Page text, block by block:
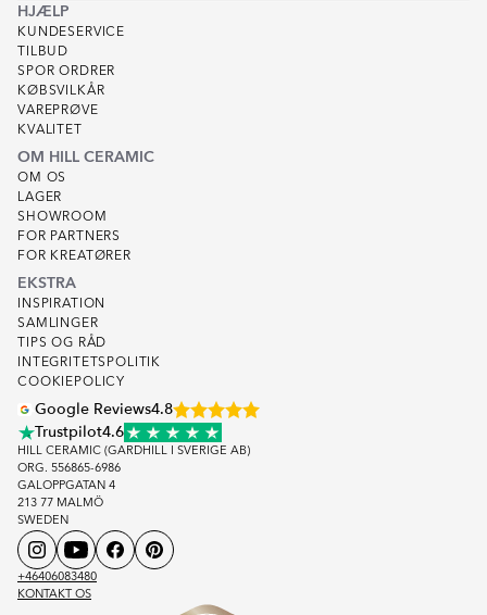
HJÆLP
KUNDESERVICE
TILBUD
SPOR ORDRER
KØBSVILKÅR
VAREPRØVE
KVALITET
OM HILL CERAMIC
OM OS
LAGER
SHOWROOM
FOR PARTNERS
FOR KREATØRER
EKSTRA
INSPIRATION
SAMLINGER
TIPS OG RÅD
INTEGRITETSPOLITIK
COOKIEPOLICY
Google Reviews4.8
Trustpilot4.6
HILL CERAMIC (GARDHILL I SVERIGE AB)
ORG. 556865-6986
GALOPPGATAN 4
213 77 MALMÖ
SWEDEN
+46406083480
KONTAKT OS